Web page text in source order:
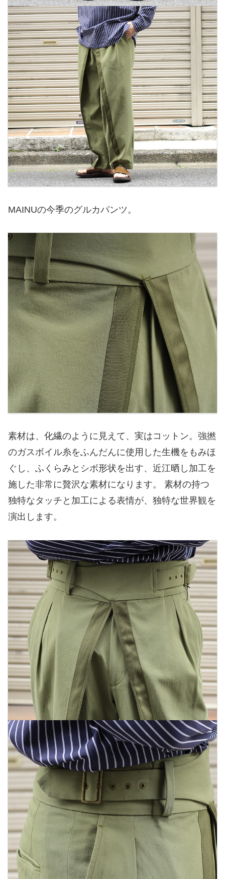
MAINUの今季のグルカパンツ。
素材は、化繊のように見えて、実はコットン。強撚
のガスボイル糸をふんだんに使用した生機をもみほ
ぐし、ふくらみとシボ形状を出す、近江晒し加工を
施した非常に贅沢な素材になります。 素材の持つ
独特なタッチと加工による表情が、独特な世界観を
演出します。